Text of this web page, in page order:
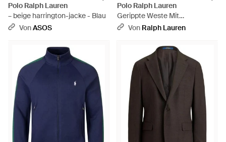
Polo Ralph Lauren
– beige harrington-jacke - Blau
VonASOS
Polo Ralph Lauren
Gerippte Weste Mit
Hahnentrittmuster - Blau
Von Ralph Lauren